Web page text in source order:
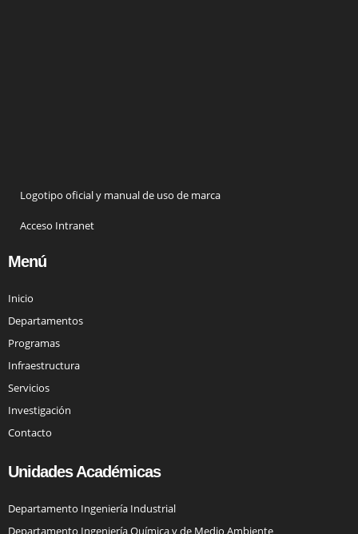
Logotipo oficial y manual de uso de marca
Acceso Intranet
Menú
Inicio
Departamentos
Programas
Infraestructura
Servicios
Investigación
Contacto
Unidades Académicas
Departamento Ingeniería Industrial
Departamento Ingeniería Química y de Medio Ambiente